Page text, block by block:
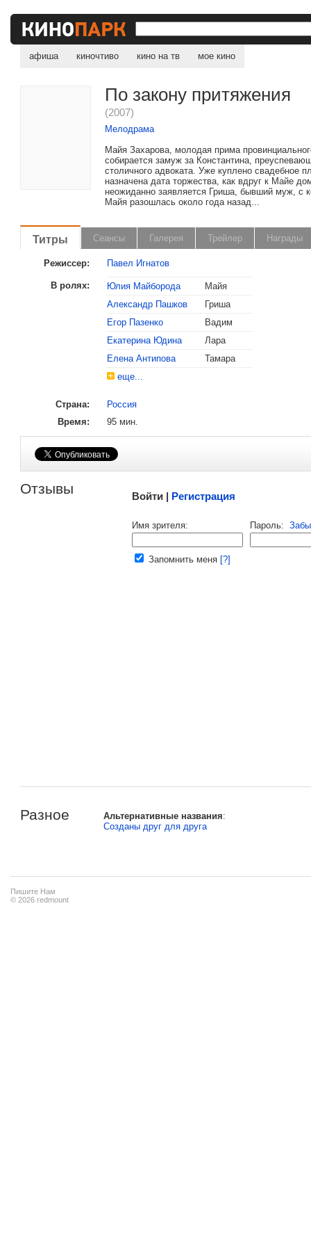
афиша киночтиво кино на тв мое кино
По закону притяжения
(2007)
Мелодрама
Майя Захарова, молодая прима
собирается замуж за Константина,
столичного адвоката. Уже куплено свадебное
назначена дата торжества, как вдруг к Майе
неожиданно заявляется Гриша, бывший муж, с
Майя разошлась около года назад...
Титры Сеансы Галерея Трейлер Награды
Режиссер: Павел Игнатов
В ролях: Юлия Майборода
Майя
Александр Пашков
Гриша
Егор Пазенко
Вадим
Екатерина Юдина
Лара
Елена Антипова
Тамара
еще...
Страна:
Россия
Время:
95 мин.
Отзывы Войти | Регистрация
Имя зрителя: Пароль:
Запомнить меня [?]
Разное Альтернативные названия:
Созданы друг для друга
Пишите Нам
© 2026 redmount